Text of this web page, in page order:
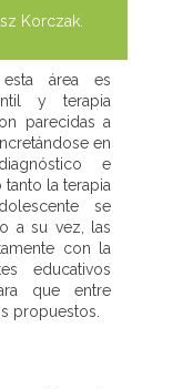
Korczak.
área es
y terapia
parecidas a
en
e
la terapia
se
a su vez, las
con la
educativos
que entre
propuestos.